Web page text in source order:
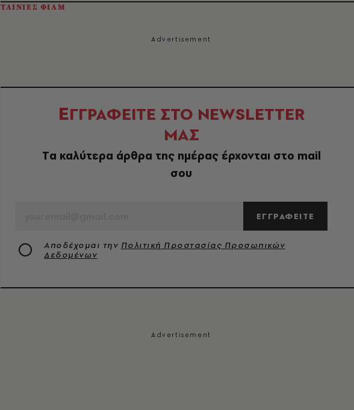
ΤΑΙΝΙΕΣ ΦΙΛΜ
ΕΓΓΡΑΦΕΙΤΕ ΣΤΟ NEWSLETTER
ΜΑΣ
Tα καλύτερα άρθρα της ημέρας έρχονται στο mail
σου
ΕΓΓΡΑΦΕΙΤΕ
Αποδέχομαι την Πολιτική Προστασίας Προσωπικών
Δεδομένων